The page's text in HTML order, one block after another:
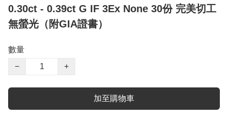
0.30ct - 0.39ct G IF 3Ex None 30份 完美切工
無螢光（附GIA證書）
數量
−
+
加至購物車